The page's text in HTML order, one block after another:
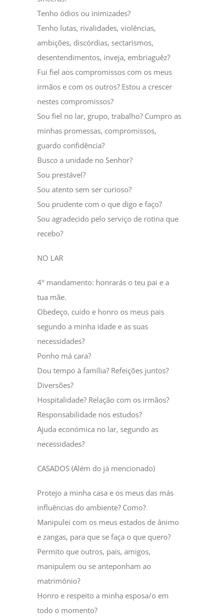
Tenho ódios ou inimizades?
Tenho lutas, rivalidades, violências,
ambições, discórdias, sectarismos,
desentendimentos, inveja, embriaguêz?
Fui fiel aos compromissos com os meus
irmãos e com os outros? Estou a crescer
nestes compromissos?
Sou fiel no lar, grupo, trabalho? Cumpro as
minhas promessas, compromissos,
guardo confidência?
Busco a unidade no Senhor?
Sou prestável?
Sou atento sem ser curioso?
Sou prudente com o que digo e faço?
Sou agradecido pelo serviço de rotina que
recebo?
NO LAR
4º mandamento: honrarás o teu pai e a
tua mãe.
Obedeço, cuido e honro os meus pais
segundo a minha idade e as suas
necessidades?
Ponho má cara?
Dou tempo à família? Refeições juntos?
Diversões?
Hospitalidade? Relação com os irmãos?
Responsabilidade nos estudos?
Ajuda económica no lar, segundo as
necessidades?
CASADOS (Além do já mencionado)
Protejo a minha casa e os meus das más
influências do ambiente? Como?
Manipulei com os meus estados de ânimo
e zangas, para que se faça o que quero?
Permito que outros, pais, amigos,
manipulem ou se anteponham ao
matrimónio?
Honro e respeito a minha esposa/o em
todo o momento?